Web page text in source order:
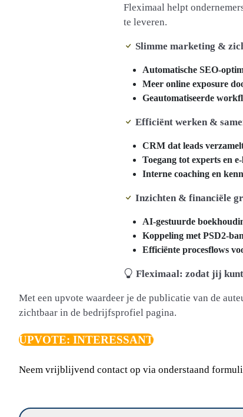
Fleximaal helpt
te leveren.
Slimme marketing &
Automatische SEO-
Meer online exposure
Geautomatiseerde
Efficiënt werken &
CRM dat leads
Toegang tot experts en
Interne coaching en
Inzichten & financiële
AI-gestuurde
Koppeling met PSD2-
Efficiënte procesflows
Fleximaal: zodat jij
Met een upvote waardeer je de publicatie van de
zichtbaar in de bedrijfsprofiel pagina.
UPVOTE: INTERESSANT
Neem vrijblijvend contact op via onderstaand